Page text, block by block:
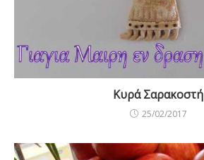
Κυρά Σαρακοστή
25/02/2017